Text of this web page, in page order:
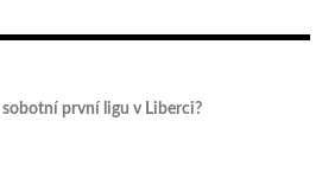
sobotní první ligu v Liberci?